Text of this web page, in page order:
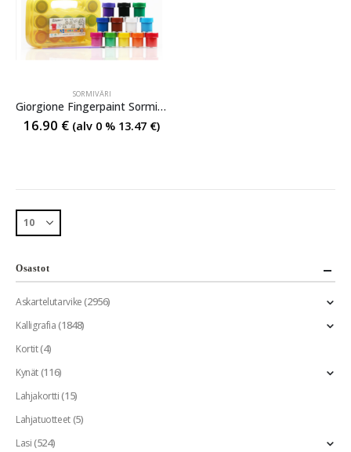
SORMIVÄRI
Giorgione Fingerpaint Sormivärit
16.90 € (alv 0 % 13.47 €)
Osastot
Askartelutarvike(2956)
Kalligrafia(1848)
Kortit(4)
Kynät(116)
Lahjakortti(15)
Lahjatuotteet(5)
Lasi(524)